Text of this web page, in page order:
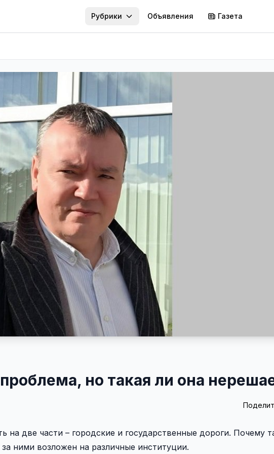
Рубрики Объявления Газета
но такая ли она
на две части – городские и государственные дороги. Почему
ними возложен на различные институции.